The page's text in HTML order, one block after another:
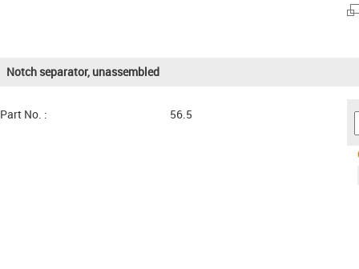
Notch separator, unassembled
Part No. : 56.5